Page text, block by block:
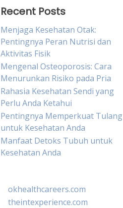
Recent Posts
Menjaga Kesehatan Otak:
Pentingnya Peran Nutrisi dan
Aktivitas Fisik
Mengenal Osteoporosis: Cara
Menurunkan Risiko pada Pria
Rahasia Kesehatan Sendi yang
Perlu Anda Ketahui
Pentingnya Memperkuat Tulang
untuk Kesehatan Anda
Manfaat Detoks Tubuh untuk
Kesehatan Anda
okhealthcareers.com
theintexperience.com